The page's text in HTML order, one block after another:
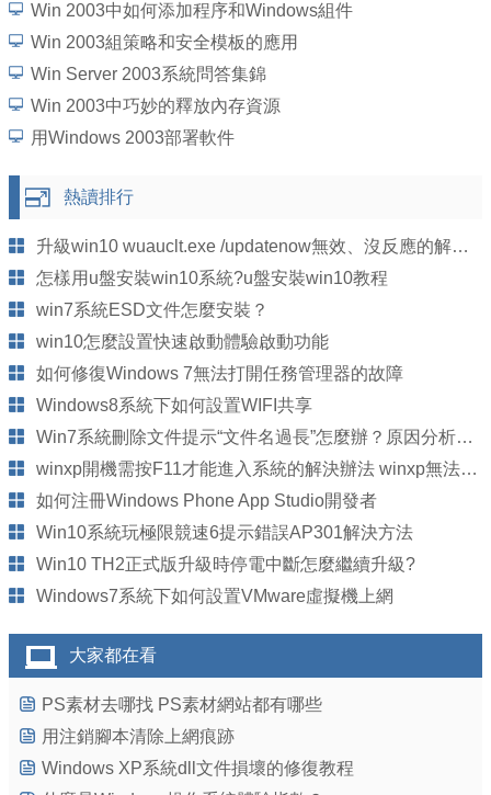
Win 2003中如何添加程序和Windows組件
Win 2003組策略和安全模板的應用
Win Server 2003系統問答集錦
Win 2003中巧妙的釋放內存資源
用Windows 2003部署軟件
熱讀排行
升級win10 wuauclt.exe /updatenow無效、沒反應的解決方法
怎樣用u盤安裝win10系統?u盤安裝win10教程
win7系統ESD文件怎麼安裝？
win10怎麼設置快速啟動體驗啟動功能
如何修復Windows 7無法打開任務管理器的故障
Windows8系統下如何設置WIFI共享
Win7系統刪除文件提示“文件名過長”怎麼辦？原因分析以及解決方法
winxp開機需按F11才能進入系統的解決辦法 winxp無法進入系統
如何注冊Windows Phone App Studio開發者
Win10系統玩極限競速6提示錯誤AP301解決方法
Win10 TH2正式版升級時停電中斷怎麼繼續升級?
Windows7系統下如何設置VMware虛擬機上網
大家都在看
PS素材去哪找 PS素材網站都有哪些
用注銷腳本清除上網痕跡
Windows XP系統dll文件損壞的修復教程